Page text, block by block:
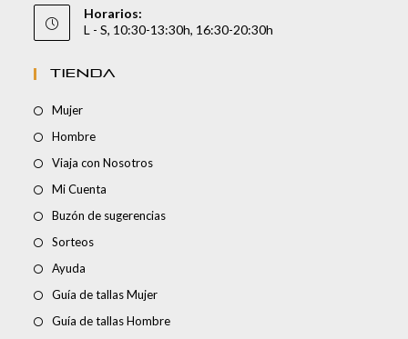
Horarios:
L - S, 10:30-13:30h, 16:30-20:30h
TIENDA
Mujer
Hombre
Viaja con Nosotros
Mi Cuenta
Buzón de sugerencias
Sorteos
Ayuda
Guía de tallas Mujer
Guía de tallas Hombre